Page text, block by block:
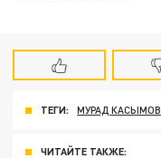
ТЕГИ: МУРАД КАСЫМОВ
ЧИТАЙТЕ ТАКЖЕ: